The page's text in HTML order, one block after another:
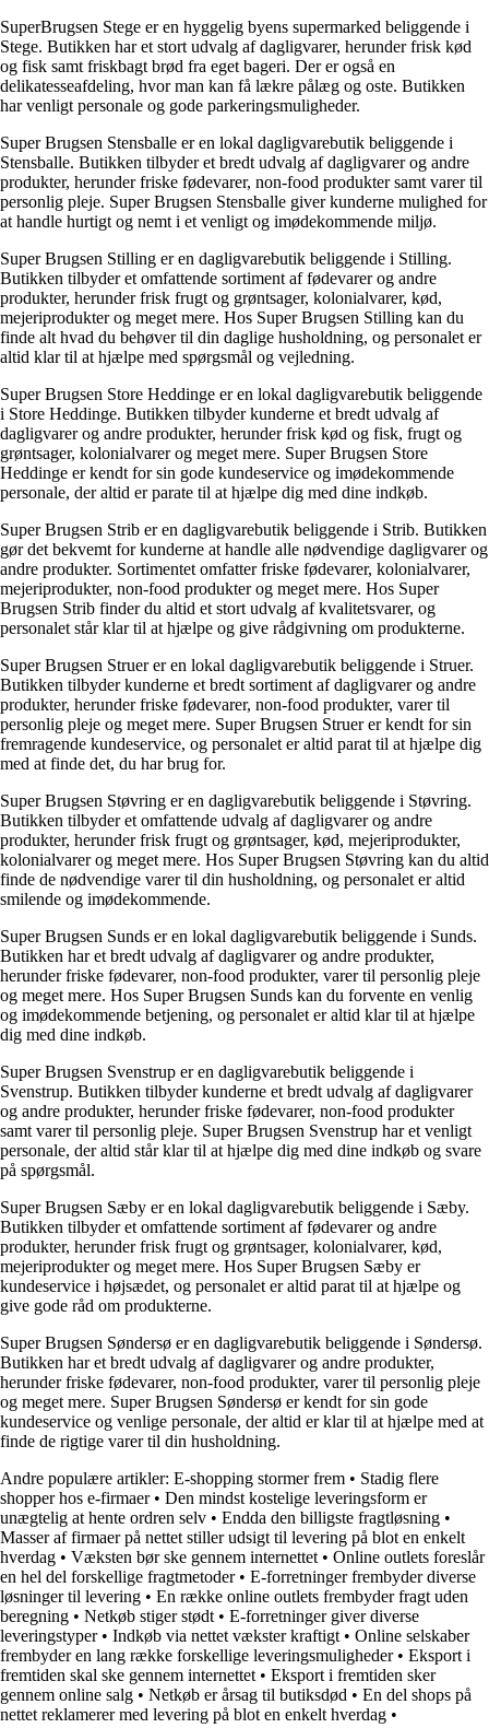
SuperBrugsen Stege er en hyggelig byens supermarked beliggende i
Stege. Butikken har et stort udvalg af dagligvarer, herunder frisk kød
og fisk samt friskbagt brød fra eget bageri. Der er også en
delikatesseafdeling, hvor man kan få lækre pålæg og oste. Butikken
har venligt personale og gode parkeringsmuligheder.
Super Brugsen Stensballe er en lokal dagligvarebutik beliggende i
Stensballe. Butikken tilbyder et bredt udvalg af dagligvarer og andre
produkter, herunder friske fødevarer, non-food produkter samt varer til
personlig pleje. Super Brugsen Stensballe giver kunderne mulighed for
at handle hurtigt og nemt i et venligt og imødekommende miljø.
Super Brugsen Stilling er en dagligvarebutik beliggende i Stilling.
Butikken tilbyder et omfattende sortiment af fødevarer og andre
produkter, herunder frisk frugt og grøntsager, kolonialvarer, kød,
mejeriprodukter og meget mere. Hos Super Brugsen Stilling kan du
finde alt hvad du behøver til din daglige husholdning, og personalet er
altid klar til at hjælpe med spørgsmål og vejledning.
Super Brugsen Store Heddinge er en lokal dagligvarebutik beliggende
i Store Heddinge. Butikken tilbyder kunderne et bredt udvalg af
dagligvarer og andre produkter, herunder frisk kød og fisk, frugt og
grøntsager, kolonialvarer og meget mere. Super Brugsen Store
Heddinge er kendt for sin gode kundeservice og imødekommende
personale, der altid er parate til at hjælpe dig med dine indkøb.
Super Brugsen Strib er en dagligvarebutik beliggende i Strib. Butikken
gør det bekvemt for kunderne at handle alle nødvendige dagligvarer og
andre produkter. Sortimentet omfatter friske fødevarer, kolonialvarer,
mejeriprodukter, non-food produkter og meget mere. Hos Super
Brugsen Strib finder du altid et stort udvalg af kvalitetsvarer, og
personalet står klar til at hjælpe og give rådgivning om produkterne.
Super Brugsen Struer er en lokal dagligvarebutik beliggende i Struer.
Butikken tilbyder kunderne et bredt sortiment af dagligvarer og andre
produkter, herunder friske fødevarer, non-food produkter, varer til
personlig pleje og meget mere. Super Brugsen Struer er kendt for sin
fremragende kundeservice, og personalet er altid parat til at hjælpe dig
med at finde det, du har brug for.
Super Brugsen Støvring er en dagligvarebutik beliggende i Støvring.
Butikken tilbyder et omfattende udvalg af dagligvarer og andre
produkter, herunder frisk frugt og grøntsager, kød, mejeriprodukter,
kolonialvarer og meget mere. Hos Super Brugsen Støvring kan du altid
finde de nødvendige varer til din husholdning, og personalet er altid
smilende og imødekommende.
Super Brugsen Sunds er en lokal dagligvarebutik beliggende i Sunds.
Butikken har et bredt udvalg af dagligvarer og andre produkter,
herunder friske fødevarer, non-food produkter, varer til personlig pleje
og meget mere. Hos Super Brugsen Sunds kan du forvente en venlig
og imødekommende betjening, og personalet er altid klar til at hjælpe
dig med dine indkøb.
Super Brugsen Svenstrup er en dagligvarebutik beliggende i
Svenstrup. Butikken tilbyder kunderne et bredt udvalg af dagligvarer
og andre produkter, herunder friske fødevarer, non-food produkter
samt varer til personlig pleje. Super Brugsen Svenstrup har et venligt
personale, der altid står klar til at hjælpe dig med dine indkøb og svare
på spørgsmål.
Super Brugsen Sæby er en lokal dagligvarebutik beliggende i Sæby.
Butikken tilbyder et omfattende sortiment af fødevarer og andre
produkter, herunder frisk frugt og grøntsager, kolonialvarer, kød,
mejeriprodukter og meget mere. Hos Super Brugsen Sæby er
kundeservice i højsædet, og personalet er altid parat til at hjælpe og
give gode råd om produkterne.
Super Brugsen Søndersø er en dagligvarebutik beliggende i Søndersø.
Butikken har et bredt udvalg af dagligvarer og andre produkter,
herunder friske fødevarer, non-food produkter, varer til personlig pleje
og meget mere. Super Brugsen Søndersø er kendt for sin gode
kundeservice og venlige personale, der altid er klar til at hjælpe med at
finde de rigtige varer til din husholdning.
Andre populære artikler: E-shopping stormer frem • Stadig flere
shopper hos e-firmaer• Den mindst kostelige leveringsform er
unægtelig at hente ordren selv • Endda den billigste fragtløsning •
Masser af firmaer på nettet stiller udsigt til levering på blot en enkelt
hverdag • Væksten bør ske gennem internettet • Online outlets foreslår
en hel del forskellige fragtmetoder• E-forretninger frembyder diverse
løsninger til levering • En række online outlets frembyder fragt uden
beregning • Netkøb stiger stødt • E-forretninger giver diverse
leveringstyper• Indkøb via nettet vækster kraftigt • Online selskaber
frembyder en lang række forskellige leveringsmuligheder• Eksport i
fremtiden skal ske gennem internettet • Eksport i fremtiden sker
gennem online salg • Netkøb er årsag til butiksdød • En del shops på
nettet reklamerer med levering på blot en enkelt hverdag •